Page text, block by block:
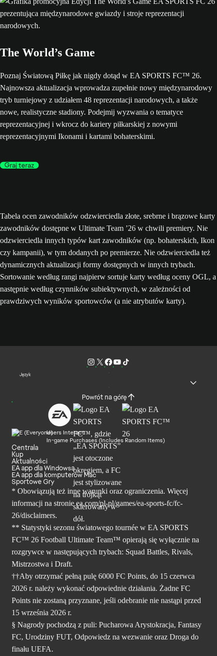
The World’s Game
Poznaj Światową Piłkę jak nigdy dotąd w EA SPORTS FC™ 26.
Najnowsza aktualizacja wprowadza zupełnie nowy międzynarodowy
tryb turniejowy z udziałem 48 reprezentacji narodowych, a także
nowe, realistyczne stadiony. Podejmij wyzwania o tematyce
reprezentacyjnej i wkrocz do kariery piłkarskiej z nowymi
reprezentacyjnymi Ikonami i kartami bohaterskimi.
Graj teraz
Tabela ocen zawodników odzwierciedla złote, srebrne i brązowe karty
zawodników dostępne w Ultimate Team ’26 w chwili premiery. Nie
odzwierciedla innych typów kart zawodników (np. bohaterskich, Ikon
czy kampanii), w tym dodanych po premierze. Nie odzwierciedla też
dynamicznych aktualizacji formy dostępnych w innych trybach.
Sortowanie według rangi najpierw sortuje karty według oceny OGL, a
następnie według czynników subiektywnych, w zależności od
prawdziwych wyników sportowców (a nie atrybutów karty).
Język
Powrót na górę
Users Interact
In-game Purchases (Includes Random Items)
Centrala
Kup
Aktualności
EA app dla Windowsa
EA app dla komputerów Mac
Sportowe Gry
* Obowiązują też inne warunki oraz ograniczenia. Więcej
informacji na stronie ea.com/pl-pl/games/ea-sports-fc/fc-
26/disclaimers.
** Statystyki sezonu światowego tournée w EA SPORTS
FC™ 26 Football Ultimate Team™ opierają się wyłącznie na
rozgrywce w następujących trybach: Squad Battles, Rivals,
Mistrzostwa i Draft.
††Aby otrzymać pełną pulę 6000 FC Points, do 15 czerwca
2026 r. należy wykonać odpowiednie działania. Żadne FC
Points nie zostaną przyznane, jeśli odebranie nie nastąpi przed
15 września 2026 r.
§ Nagrody pochodzą z puli: Pucharowa Arystokracja, Fantasy
FC, Urodziny FUT, Odpowiedz na wezwanie oraz Droga do
finału UEFA.